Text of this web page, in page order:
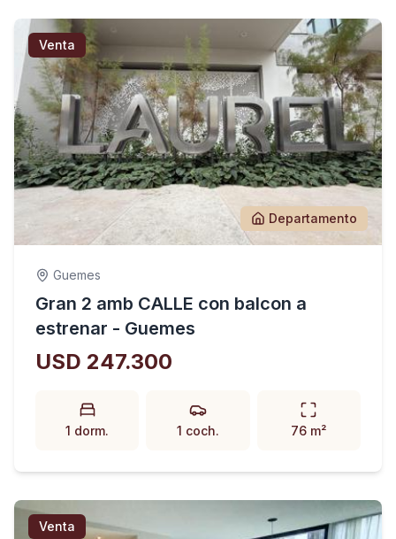
Venta
Departamento
Guemes
Gran 2 amb CALLE con balcon a
estrenar - Guemes
USD 247.300
1 dorm. 1 coch. 76 m²
Venta